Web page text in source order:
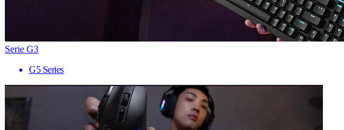
Serie G3
G5 Series